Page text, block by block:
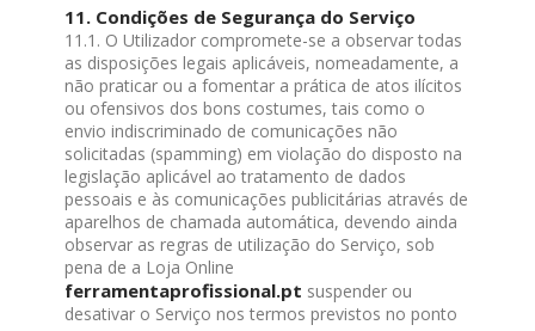
11. Condições de Segurança do Serviço
11.1. O Utilizador compromete-se a observar todas
as disposições legais aplicáveis, nomeadamente, a
não praticar ou a fomentar a prática de atos ilícitos
ou ofensivos dos bons costumes, tais como o
envio indiscriminado de comunicações não
solicitadas (spamming) em violação do disposto na
legislação aplicável ao tratamento de dados
pessoais e às comunicações publicitárias através de
aparelhos de chamada automática, devendo ainda
observar as regras de utilização do Serviço, sob
pena de a Loja Online
ferramentaprofissional.pt suspender ou
desativar o Serviço nos termos previstos no ponto